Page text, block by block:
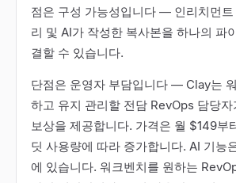
점은 구성 가능성입니다 — 인리치먼트
리 및 AI가 작성한 복사본을 하나의 파
결할 수 있습니다.
단점은 운영자 부담입니다 — Clay는
하고 유지 관리할 전담 RevOps 담당자
보상을 제공합니다. 가격은 월 $149부
딧 사용량에 따라 증가합니다. AI 기능
에 있습니다. 워크벤치를 원하는